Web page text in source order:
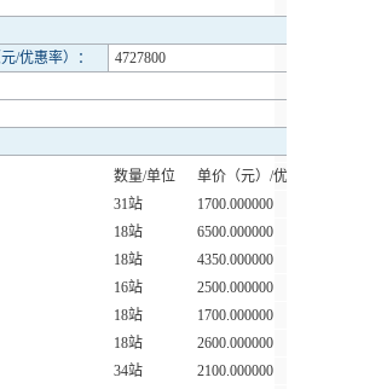
/优惠率）：
4727800
数量/单位
单价（元）/优惠率
31站
1700.000000
18站
6500.000000
18站
4350.000000
16站
2500.000000
18站
1700.000000
18站
2600.000000
34站
2100.000000